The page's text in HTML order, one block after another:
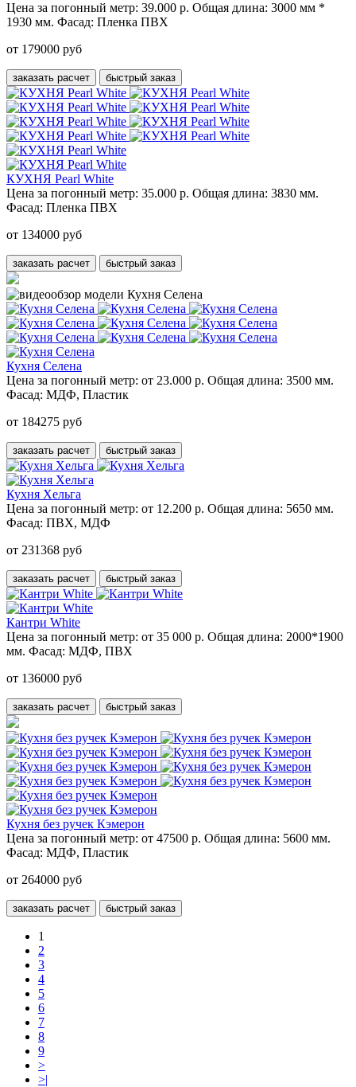
Цена за погонный метр: 39.000 р. Общая длина: 3000 мм *
1930 мм. Фасад: Пленка ПВХ
от 179000 руб
заказать расчет быстрый заказ
КУХНЯ Pearl White
Цена за погонный метр: 35.000 р. Общая длина: 3830 мм.
Фасад: Пленка ПВХ
от 134000 руб
заказать расчет быстрый заказ
Кухня Селена
Цена за погонный метр: от 23.000 р. Общая длина: 3500 мм.
Фасад: МДФ, Пластик
от 184275 руб
заказать расчет быстрый заказ
Кухня Хельга
Цена за погонный метр: от 12.200 р. Общая длина: 5650 мм.
Фасад: ПВХ, МДФ
от 231368 руб
заказать расчет быстрый заказ
Кантри White
Цена за погонный метр: от 35 000 р. Общая длина: 2000*1900
мм. Фасад: МДФ, ПВХ
от 136000 руб
заказать расчет быстрый заказ
Кухня без ручек Кэмерон
Цена за погонный метр: от 47500 р. Общая длина: 5600 мм.
Фасад: МДФ, Пластик
от 264000 руб
заказать расчет быстрый заказ
1
2
3
4
5
6
7
8
9
>
>|